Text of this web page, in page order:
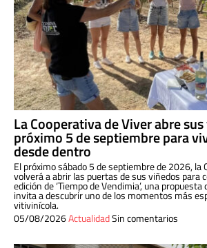
La Cooperativa de Viver abre
próximo 5 de septiembre para
desde dentro
El próximo sábado 5 de septiembre de 2026, la
volverá a abrir las puertas de sus viñedos para
edición de ‘Tiempo de Vendimia’, una
invita a descubrir uno de los momentos más
vitivinícola.
05/08/2026ActualidadSin comentarios